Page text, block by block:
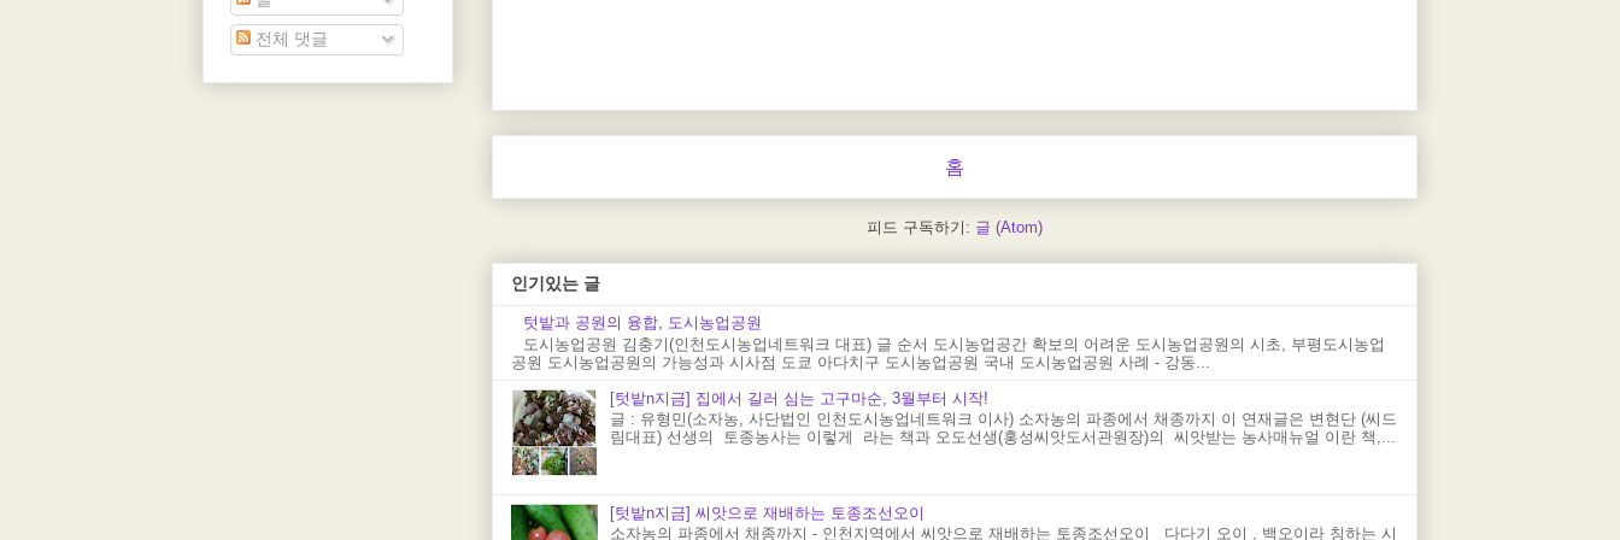
홈
피드 구독하기: 글 (Atom)
인기있는 글
텃밭과 공원의 융합, 도시농업공원
도시농업공원 김충기(인천도시농업네트워크 대표) 글 순서 도시농업공간 확보의 어려운 도시농업공원의 시초, 부평도시농업
공원 도시농업공원의 가능성과 시사점 도쿄 아다치구 도시농업공원 국내 도시농업공원 사례 - 강동...
[텃밭n지금] 집에서 길러 심는 고구마순, 3월부터 시작!
글 : 유형민(소자농, 사단법인 인천도시농업네트워크 이사) 소자농의 파종에서 채종까지 이 연재글은 변현단 (씨드
림대표) 선생의 토종농사는 이렇게 라는 책과 오도선생(홍성씨앗도서관원장)의 씨앗받는 농사매뉴얼 이란 책,...
[텃밭n지금] 씨앗으로 재배하는 토종조선오이
소자농의 파종에서 채종까지 - 인천지역에서 씨앗으로 재배하는 토종조선오이 다다기 오이 , 백오이라 칭하는 시
전체 댓글